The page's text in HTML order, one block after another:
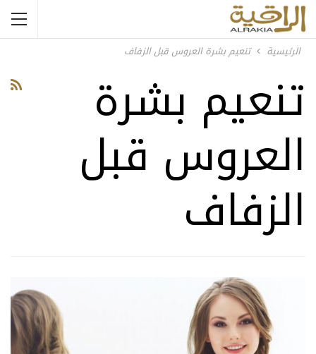
الرئيسية تنعيم بشرة العروس قبل الزفاف
تنعيم بشرة
العروس قبل
الزفاف